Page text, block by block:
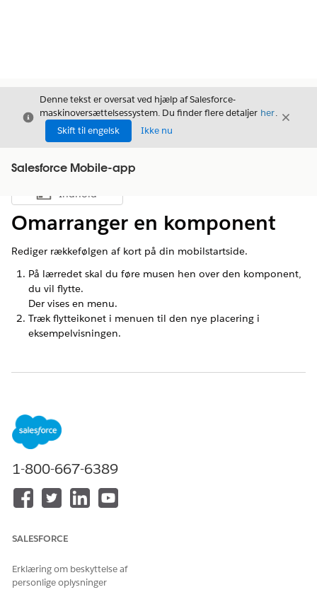
Luk
Denne tekst er oversat ved hjælp af Salesforce-
maskinoversættelsessystem. Du finder flere detaljer her.
Skift til engelsk
Ikke nu
Luk
Salesforce Mobile-app
Vis indholdsfortegnelse
Indhold
Omarranger en komponent
Rediger rækkefølgen af kort på din mobilstartside.
På lærredet skal du føre musen hen over den komponent,
du vil flytte.
Der vises en menu.
Træk flytteikonet i menuen til den nye placering i
eksempelvisningen.
1-800-667-6389
SALESFORCE
Erklæring om beskyttelse af
personlige oplysninger